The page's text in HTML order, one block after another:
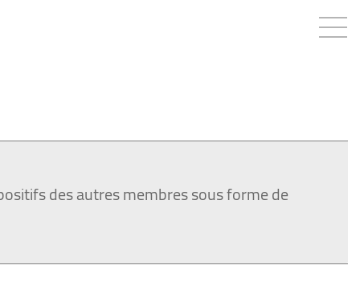
des autres membres sous forme de